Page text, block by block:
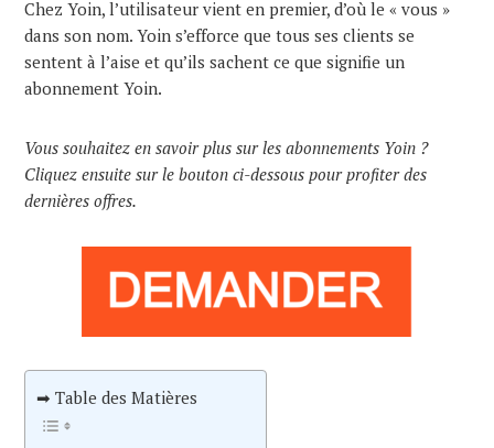
Chez Yoin, l’utilisateur vient en premier, d’où le « vous »
dans son nom. Yoin s’efforce que tous ses clients se
sentent à l’aise et qu’ils sachent ce que signifie un
abonnement Yoin.
Vous souhaitez en savoir plus sur les abonnements Yoin ?
Cliquez ensuite sur le bouton ci-dessous pour profiter des
dernières offres.
➡ Table des Matières